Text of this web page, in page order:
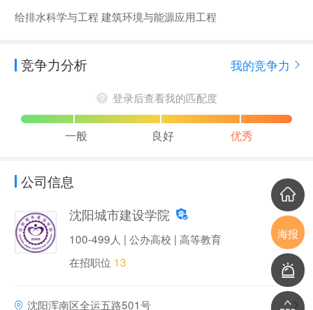
给排水科学与工程 建筑环境与能源应用工程
竞争力分析 我的竞争力
登录后查看我的匹配度
一般 良好 优秀
公司信息
沈阳城市建设学院
100-499人 | 公办高校 | 高等教育
在招职位 13
沈阳浑南区全运五路501号
海报